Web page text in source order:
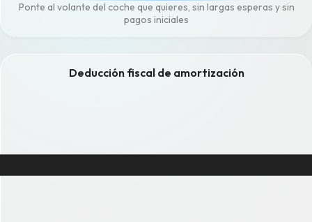
Ponte al volante del coche que quieres, sin largas esperas y sin
pagos iniciales
Deducción fiscal de amortización